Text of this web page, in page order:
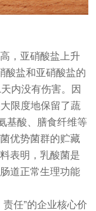
，亚硝酸盐上升
酸盐和亚硝酸盐的
内没有伤害。因
限度地保留了蔬
基酸、膳食纤维等
优势菌群的贮藏
表明，乳酸菌是
道正常生理功能
任”的企业核心价